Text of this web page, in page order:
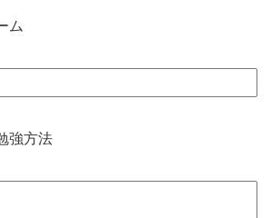
ム
強方法